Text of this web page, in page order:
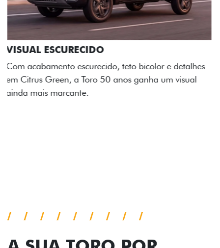
ADESIVOS ESTILIZADOS
Os adesivos aplicados no capô e nas laterais
reforçam a identidade única dessa edição para lá de
comemorativa.
TODOS OS ÂNGULOS